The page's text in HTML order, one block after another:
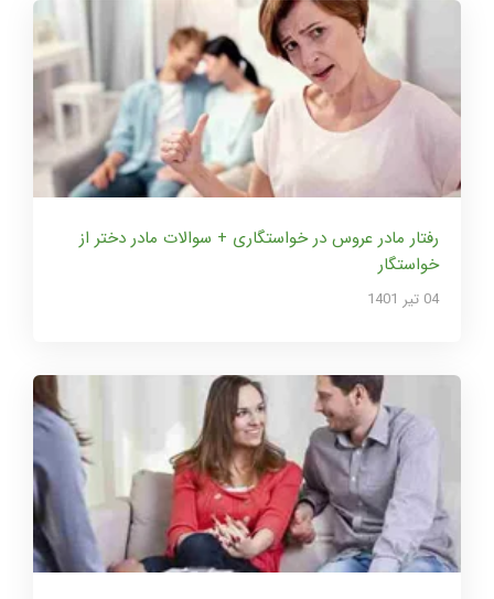
رفتار مادر عروس در خواستگاری + سوالات مادر دختر از
خواستگار
04 تير 1401